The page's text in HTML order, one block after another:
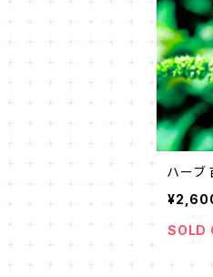
ハーブ
SOLD